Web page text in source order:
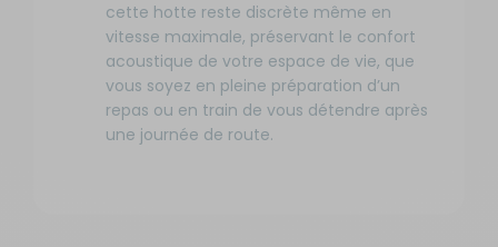
cette hotte reste discrète même en
vitesse maximale, préservant le confort
acoustique de votre espace de vie, que
vous soyez en pleine préparation d’un
repas ou en train de vous détendre après
une journée de route.